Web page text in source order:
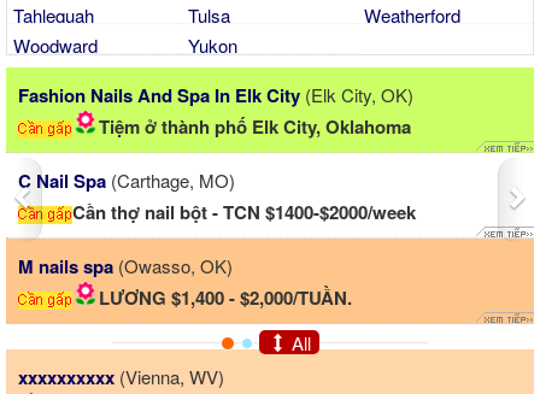
Tahlequah
Tulsa
Weatherford
Woodward
Yukon
All
And Spa In Elk City(Elk City, OK)
ở thành phố Elk City, Oklahoma
(Carthage, MO)
thợ nail bột - TCN $1400-$2000/week
(Owasso, OK)
$1,400 - $2,000/TUẦN.
Previous
xxxxxxxxxx (Vienna, WV)